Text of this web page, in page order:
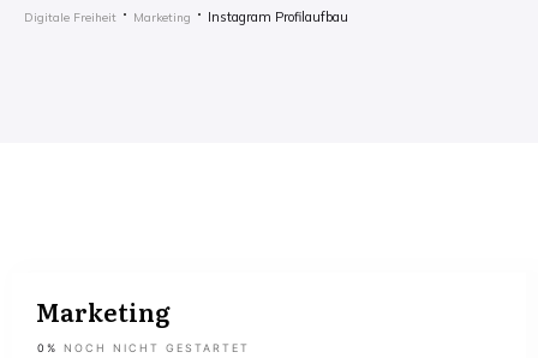
Digitale Freiheit Marketing Instagram Profilaufbau
Marketing
0% NOCH NICHT GESTARTET